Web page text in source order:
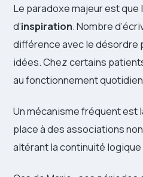
Le paradoxe majeur est que
d’inspiration. Nombre
différence avec le désordre
idées. Chez certains
au fonctionnement
Un mécanisme fréquent
place à des associations
altérant la continuité